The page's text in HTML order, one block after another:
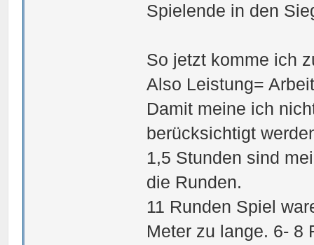
Spielende in den
So jetzt komme ich
Also Leistung=
Damit meine ich
berücksichtigt
1,5 Stunden sind
die Runden.
11 Runden Spiel
Meter zu lange. 6- 8